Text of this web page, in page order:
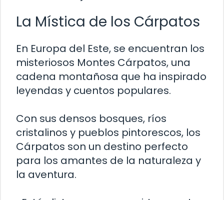
La Mística de los Cárpatos
En Europa del Este, se encuentran los
misteriosos Montes Cárpatos, una
cadena montañosa que ha inspirado
leyendas y cuentos populares.
Con sus densos bosques, ríos
cristalinos y pueblos pintorescos, los
Cárpatos son un destino perfecto
para los amantes de la naturaleza y
la aventura.